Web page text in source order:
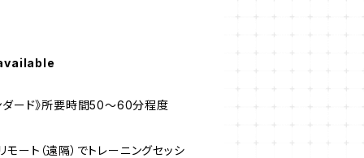
ダード》所要時間50～60分程度
ート（遠隔）でトレーニングセッシ